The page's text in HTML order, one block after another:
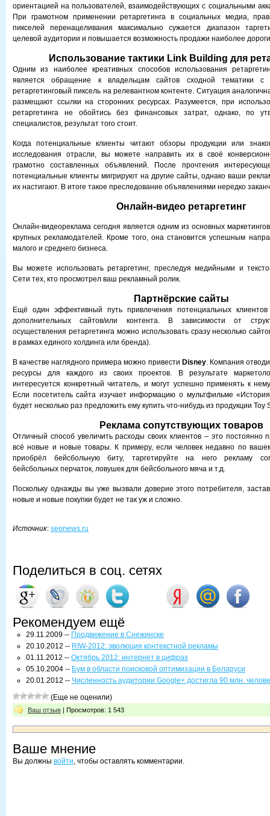
ориентацией на пользователей, взаимодействующих с социальными
При грамотном применении ретаргетинга в социальных медиа,
пикселей перенацеливания максимально сужается диапазон
целевой аудитории и повышается возможность продажи наиболее
Использование тактики Link Building для
Одним из наиболее креативных способов использования
является обращение к владельцам сайтов сходной тематики с
ретаргетинговый пиксель на релевантном контенте. Ситуация
размещают ссылки на сторонних ресурсах. Разумеется, при
ретаргетинга не обойтись без финансовых затрат, однако, по
специалистов, результат того стоит.
Когда потенциальные клиенты читают обзоры продукции или
исследования отрасли, вы можете направить их в своё
грамотно составленных объявлений. После прочтения
потенциальные клиенты мигрируют на другие сайты, однако ваши
их настигают. В итоге такое преследование объявлениями нередко
Онлайн-видео ретаргетинг
Онлайн-видеореклама сегодня является одним из основных
крупных рекламодателей. Кроме того, она становится успешным
малого и среднего бизнеса.
Вы можете использовать ретаргетинг, преследуя медийными и
Сети тех, кто просмотрел ваш рекламный ролик.
Партнёрские сайты
Ещё один эффективный путь привлечения потенциальных
дополнительных сайтов/или контента. В зависимости от
осуществления ретаргетинга можно использовать сразу несколько
в рамках единого холдинга или бренда).
В качестве наглядного примера можно привести Disney. Компания
ресурсы для каждого из своих проектов. В результате
интересуется конкретный читатель, и могут успешно применять к нему
Если посетитель сайта изучает информацию о мультфильме
будет несколько раз предложить ему купить что-нибудь из продукции Toy
Реклама сопутствующих товаров
Отличный способ увеличить расходы своих клиентов – это постоянно
всё новые и новые товары. К примеру, если человек недавно по
приобрёл бейсбольную биту, таргетируйте на него рекламу
бейсбольных перчаток, ловушек для бейсбольного мяча и т.д.
Поскольку однажды вы уже вызвали доверие этого потребителя,
новые и новые покупки будет не так уж и сложно.
Источник: seonews.ru
Поделиться в соц. сетях
Рекомендуем ещё
29.11.2009 -- Продвижение в Снежинске
20.10.2012 -- RIW-2012: эволюция контекстной рекламы
01.11.2012 -- Октябрь 2012: интернет в цифрах
05.10.2004 -- Бум в области поисковой оптимизации в Беларуси
20.01.2012 -- Численность аудитории Google+ достигла 90 млн.
(Еще не оценили)
Ваш отзыв | Просмотров: 1 543
Ваше мнение
Вы должны войти, чтобы оставлять комментарии.